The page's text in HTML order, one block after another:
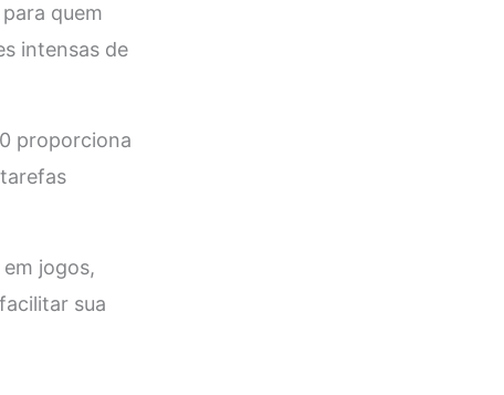
quem
intensas de
proporciona
jogos,
sua